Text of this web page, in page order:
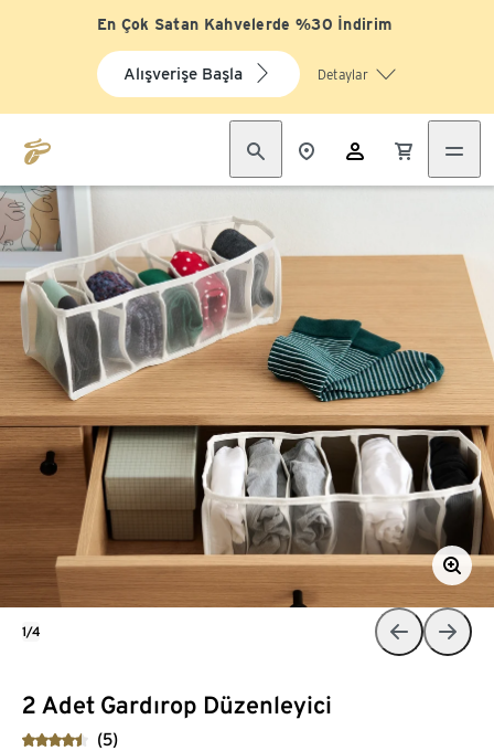
En Çok Satan Kahvelerde %30 İndirim
Alışverişe Başla Detaylar
2 Adet Gardırop Düzenleyici
(5)
1/4